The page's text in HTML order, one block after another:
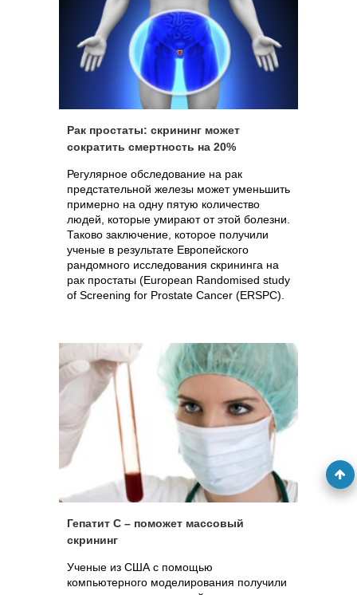
Рак простаты: скрининг может
сократить смертность на 20%
Регулярное обследование на рак
предстательной железы может уменьшить
примерно на одну пятую количество
людей, которые умирают от этой болезни.
Таково заключение, которое получили
ученые в результате Европейского
рандомного исследования скрининга на
рак простаты (European Randomised study
of Screening for Prostate Cancer (ERSPC).
Гепатит С – поможет массовый
скрининг
Ученые из США с помощью
компьютерного моделирования получили